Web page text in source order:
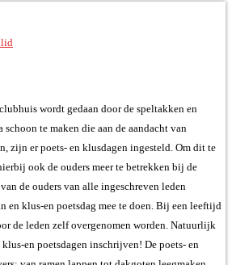
wordt gedaan door de speltakken en
schoon te maken die aan de aandacht van
zijn er poets- en klusdagen ingesteld. Om dit te
ook de ouders meer te betrekken bij de
de ouders van alle ingeschreven leden
en klus-en poetsdag mee te doen. Bij een leeftijd
de leden zelf overgenomen worden. Natuurlijk
en poetsdagen inschrijven! De poets- en